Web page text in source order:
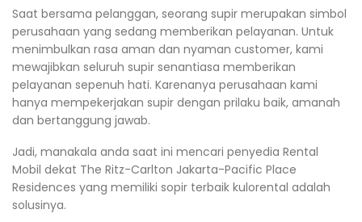
Saat bersama pelanggan, seorang supir merupakan simbol
perusahaan yang sedang memberikan pelayanan. Untuk
menimbulkan rasa aman dan nyaman customer, kami
mewajibkan seluruh supir senantiasa memberikan
pelayanan sepenuh hati. Karenanya perusahaan kami
hanya mempekerjakan supir dengan prilaku baik, amanah
dan bertanggung jawab.
Jadi, manakala anda saat ini mencari penyedia Rental
Mobil dekat The Ritz-Carlton Jakarta-Pacific Place
Residences yang memiliki sopir terbaik kulorental adalah
solusinya.